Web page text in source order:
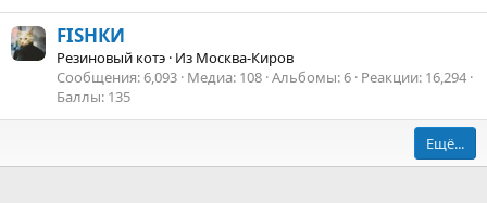
FISHКИ
Резиновый котэ · Из Москва-Киров
Сообщения 6,093 Медиа 108 Альбомы 6 Реакции 16,294
Баллы 135
Ещё...